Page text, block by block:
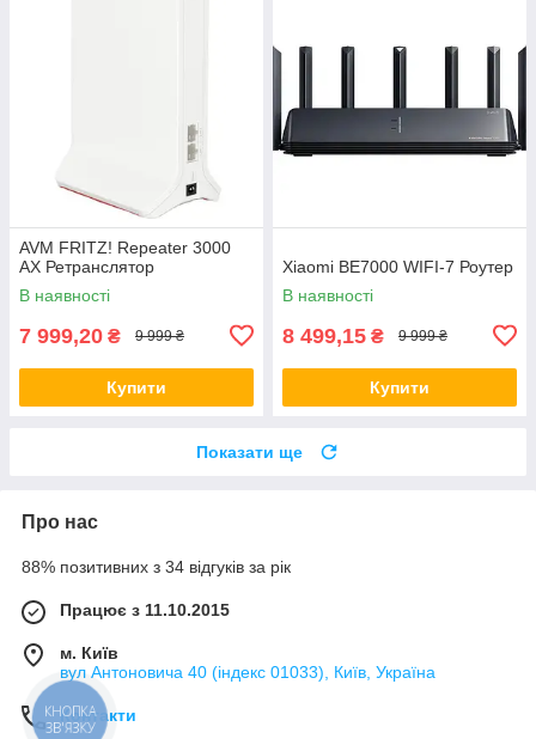
AVM FRITZ! Repeater 3000
AX Ретранслятор
В наявності
7 999,20 ₴ 9 999 ₴
Купити
Xiaomi BE7000 WIFI-7 Роутер
В наявності
8 499,15 ₴ 9 999 ₴
Купити
Показати ще
Про нас
88% позитивних з 34 відгуків за рік
Працює з 11.10.2015
м. Київ
вул Антоновича 40 (індекс 01033), Київ, Україна
Контакти
КНОПКА
ЗВ'ЯЗКУ